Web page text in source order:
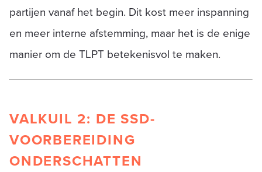
partijen vanaf het begin. Dit kost meer inspanning
en meer interne afstemming, maar het is de enige
manier om de TLPT betekenisvol te maken.
VALKUIL 2: DE SSD-
VOORBEREIDING
ONDERSCHATTEN